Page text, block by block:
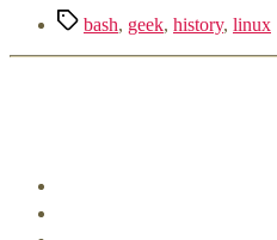
Tagbash, geek, history, linux